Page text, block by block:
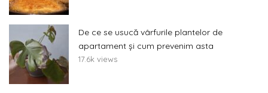
De ce se usucă vârfurile plantelor de
apartament și cum prevenim asta
17.6k views